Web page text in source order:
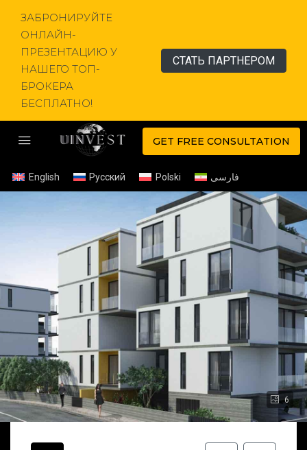
ЗАБРОНИРУЙТЕ
ОНЛАЙН-
ПРЕЗЕНТАЦИЮ У
НАШЕГО ТОП-
БРОКЕРА
БЕСПЛАТНО!
СТАТЬ ПАРТНЕРОМ
GET FREE CONSULTATION
English Русский Polski فارسی
6